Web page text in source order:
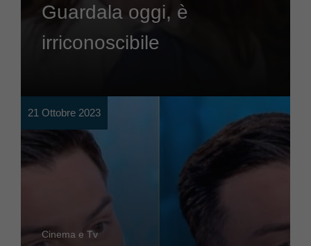
Guardala oggi, è
irriconoscibile
21 Ottobre 2023
Cinema e Tv